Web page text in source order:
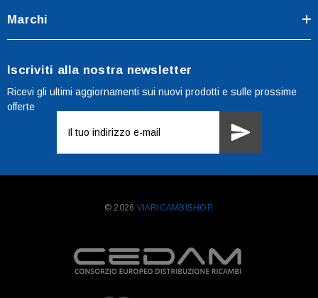
Marchi
Iscriviti alla nostra newsletter
Ricevi gli ultimi aggiornamenti sui nuovi prodotti e sulle prossime
offerte
mail
© 2026 VIARICAMBISHOP.